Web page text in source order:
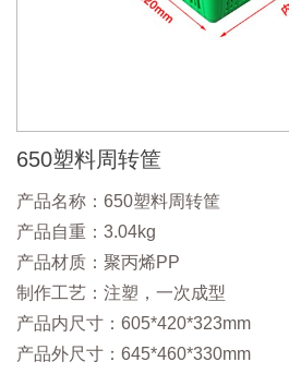
650塑料周转筐
产品名称：650塑料周转筐
产品自重：3.04kg
产品材质：聚丙烯PP
制作工艺：注塑，一次成型
产品内尺寸：605*420*323mm
产品外尺寸：645*460*330mm